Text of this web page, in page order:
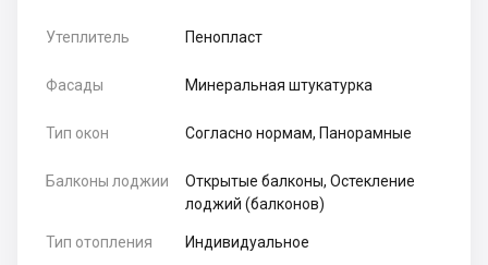
Утеплитель Пенопласт
Фасады Минеральная штукатурка
Тип окон Согласно нормам, Панорамные
Балконы лоджии
Открытые балконы, Остекление
лоджий (балконов)
Тип отопления Индивидуальное